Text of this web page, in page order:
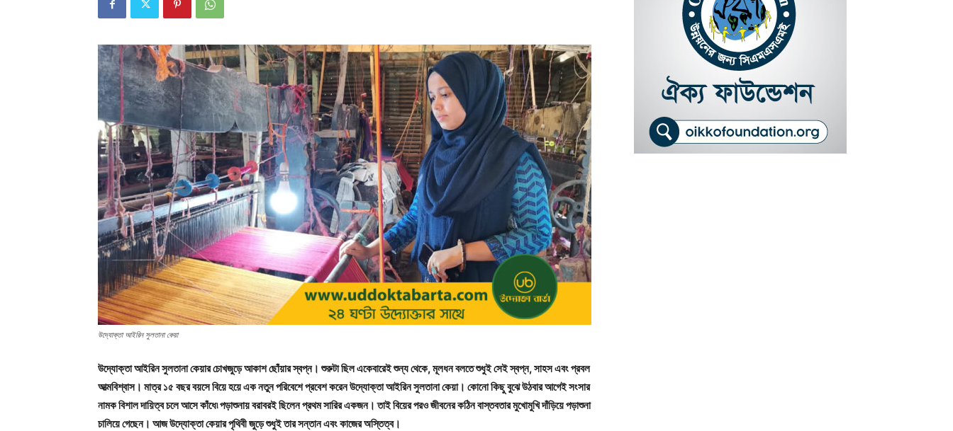
উদ্যোক্তা আইরিন সুলতানা কেয়া
উদ্যোক্তা আইরিন সুলতানা কেয়ার চোখজুড়ে আকাশ ছোঁয়ার স্বপ্ন। শুরুটা ছিল একেবারেই শুন্য থেকে, মূলধন বলতে শুধুই সেই স্বপ্ন, সাহস এবং প্রবল
আত্মবিশ্বাস। মাত্র ১৫ বছর বয়সে বিয়ে হয়ে এক নতুন পরিবেশে প্রবেশ করেন উদ্যোক্তা আইরিন সুলতানা কেয়া। কোনো কিছু বুঝে উঠবার আগেই সংসার
নামক বিশাল দায়িত্ব চলে আসে কাঁধে৷ পড়াশুনায় বরাবরই ছিলেন প্রথম সারির একজন। তাই বিয়ের পরও জীবনের কঠিন বাস্তবতার মুখোমুখি দাঁড়িয়ে পড়াশুনা
চালিয়ে গেছেন। আজ উদ্যোক্তা কেয়ার পৃথিবী জুড়ে শুধুই তার সন্তান এবং কাজের অস্তিত্ব।